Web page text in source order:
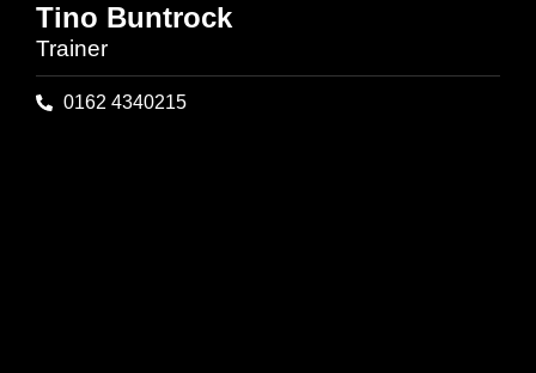
Tino Buntrock
Trainer
0162 4340215